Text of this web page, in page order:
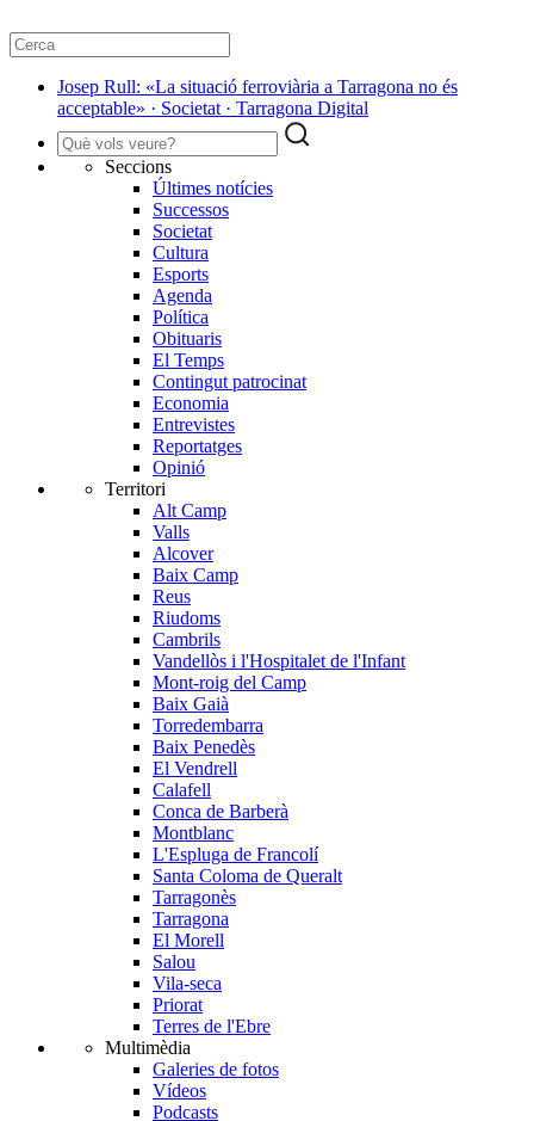
Josep Rull: «La situació ferroviària a Tarragona no és
acceptable» · Societat · Tarragona Digital
Seccions
Últimes notícies
Successos
Societat
Cultura
Esports
Agenda
Política
Obituaris
El Temps
Contingut patrocinat
Economia
Entrevistes
Reportatges
Opinió
Territori
Alt Camp
Valls
Alcover
Baix Camp
Reus
Riudoms
Cambrils
Vandellòs i l'Hospitalet de l'Infant
Mont-roig del Camp
Baix Gaià
Torredembarra
Baix Penedès
El Vendrell
Calafell
Conca de Barberà
Montblanc
L'Espluga de Francolí
Santa Coloma de Queralt
Tarragonès
Tarragona
El Morell
Salou
Vila-seca
Priorat
Terres de l'Ebre
Multimèdia
Galeries de fotos
Vídeos
Podcasts